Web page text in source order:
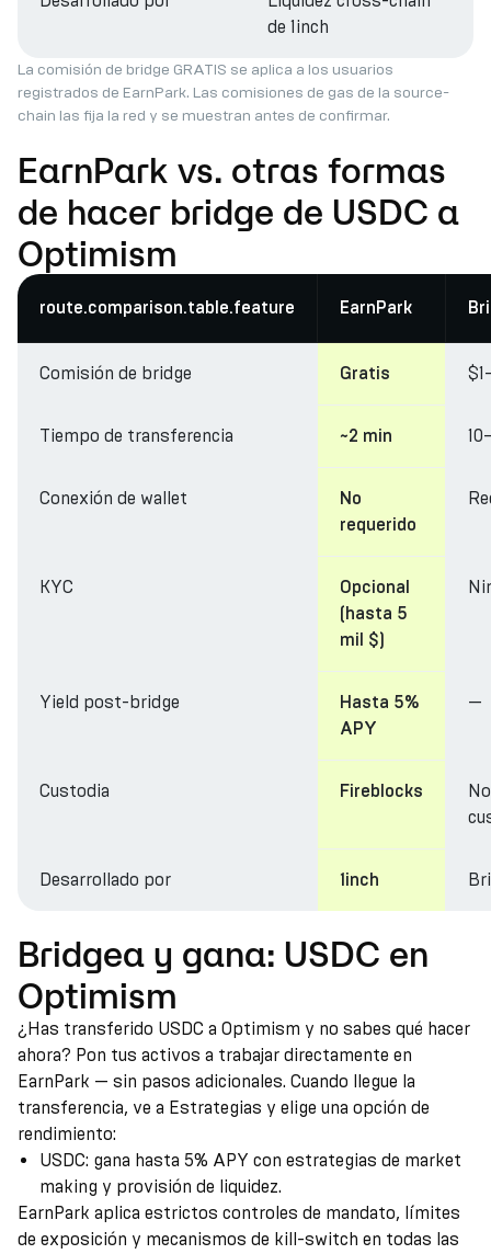
de 1inch
La comisión de bridge GRATIS se aplica a los usuarios
registrados de EarnPark. Las comisiones de gas de la source-
chain las fija la red y se muestran antes de confirmar.
EarnPark vs. otras formas
de hacer bridge de USDC a
Optimism
route.comparison.table.feature EarnPark
Comisión de bridge Gratis
Tiempo de transferencia ~2 min
Conexión de wallet
No
requerido
KYC
Opcional
(hasta 5
mil $)
Yield post-bridge
Hasta 5%
APY
—
Custodia Fireblocks
Desarrollado por 1inch
Bridgea y gana: USDC en
Optimism
¿Has transferido USDC a Optimism y no sabes qué hacer
ahora? Pon tus activos a trabajar directamente en
EarnPark — sin pasos adicionales. Cuando llegue la
transferencia, ve a Estrategias y elige una opción de
rendimiento:
USDC: gana hasta 5% APY con estrategias de market
making y provisión de liquidez.
EarnPark aplica estrictos controles de mandato, límites
de exposición y mecanismos de kill-switch en todas las